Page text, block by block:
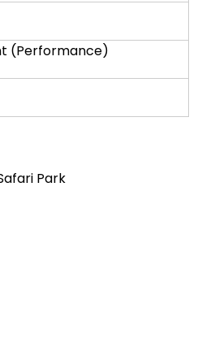
(Performance)
Park